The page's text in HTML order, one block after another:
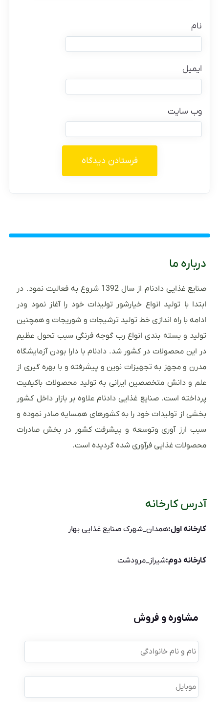
نام
ایمیل
وب‌ سایت
درباره ما
صنایع غذایی دادنام از سال 1392 شروع به فعالیت نمود. در
ابتدا با تولید انواع خیارشور تولیدات خود را آغاز نمود ودر
ادامه با راه اندازی خط تولید ترشیجات و شوریجات و همچنین
تولید و بسته بندی انواع رب گوجه فرنگی سبب تحول عظیم
در این محصولات در کشور شد. دادنام با دارا بودن آزمایشگاه
مدرن و مجهز به تجهیزات نوین و پیشرفته و با بهره گیری از
علم و دانش متخصصین ایرانی به تولید محصولات باکیفیت
پرداخته است. صنایع غذایی دادنام علاوه بر بازار داخل کشور
بخشی از تولیدات خود را به کشورهای همسایه صادر نموده و
سبب ارز آوری وتوسعه و پیشرفت کشور در بخش صادرات
محصولات غذایی فرآوری شده گردیده است.
آدرس کارخانه
کارخانه اول:همدان_شهرک صنایع غذایی بهار
کارخانه دوم:شیراز_مرودشت
مشاوره و فروش
نام
و
نام
موبایل *